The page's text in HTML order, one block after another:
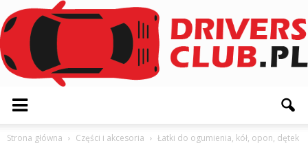
Strona główna Części i akcesoria Łatki do ogumienia, kół, opon, dętek